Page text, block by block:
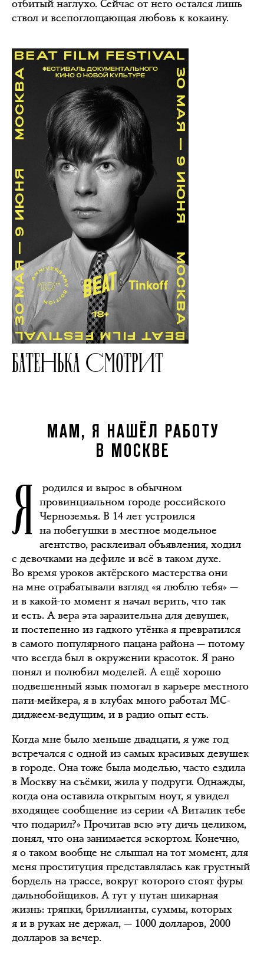
отбитый наглухо. Сейчас от него остался лишь
ствол и всепоглощающая любовь к кокаину.
БАТЕНЬКА СМОТРИТ
МАМ, Я НАШЁЛ РАБОТУ
В МОСКВЕ
Я
родился и вырос в обычном
провинциальном городе российского
Черноземья. В 14 лет устроился
на побегушки в местное модельное
агентство, расклеивал объявления, ходил
с девочками на дефиле и всё в таком духе.
Во время уроков актёрского мастерства они
на мне отрабатывали взгляд «я люблю тебя» —
и в какой-то момент я начал верить, что так
и есть. А вера эта заразительна для девушек,
и постепенно из гадкого утёнка я превратился
в самого популярного пацана района — потому
что всегда был в окружении красоток. Я рано
понял и полюбил моделей. А ещё хорошо
подвешенный язык помогал в карьере местного
пати-мейкера, я в клубах много работал МС-
диджеем-ведущим, и в радио опыт есть.
Когда мне было меньше двадцати, я уже год
встречался с одной из самых красивых девушек
в городе. Она тоже была моделью, часто ездила
в Москву на съёмки, жила у подруги. Однажды,
когда она оставила открытым ноут, я увидел
входящее сообщение из серии «А Виталик тебе
что подарил?» Прочитав всю эту дичь целиком,
понял, что она занимается эскортом. Конечно,
я о таком вообще не слышал на тот момент, для
меня проституция представлялась как грустный
бордель на трассе, вокруг которого стоят фуры
дальнобойщиков. А тут у путан шикарная
жизнь: тряпки, бриллианты, суммы, которых
я и в руках не держал, — 1000 долларов, 2000
долларов за вечер.